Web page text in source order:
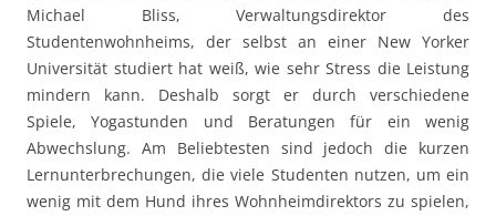
Michael Bliss, Verwaltungsdirektor des
Studentenwohnheims, der selbst an einer New Yorker
Universität studiert hat weiß, wie sehr Stress die Leistung
mindern kann. Deshalb sorgt er durch verschiedene
Spiele, Yogastunden und Beratungen für ein wenig
Abwechslung. Am Beliebtesten sind jedoch die kurzen
Lernunterbrechungen, die viele Studenten nutzen, um ein
wenig mit dem Hund ihres Wohnheimdirektors zu spielen,